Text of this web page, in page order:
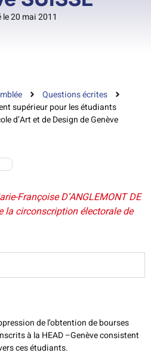
le 20 mai 2011
Questions écrites
supérieur pour les étudiants
d’Art et de Design de Genève
Françoise D’ANGLEMONT DE
la circonscription électorale de
de l’obtention de bourses
à la HEAD –Genève consistent
ces étudiants.